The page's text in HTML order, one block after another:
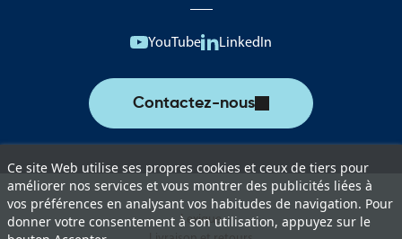
Ce site Web utilise ses propres cookies et ceux de tiers pour
améliorer nos services et vous montrer des publicités liées à
vos préférences en analysant vos habitudes de navigation. Pour
donner votre consentement à son utilisation, appuyez sur le
YouTube LinkedIn
Contactez-nous
Lexique